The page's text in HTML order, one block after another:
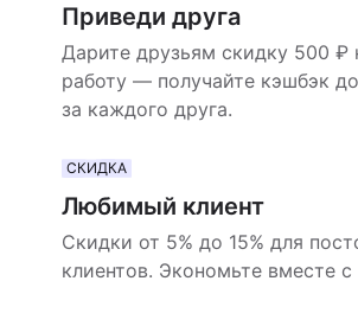
Приведи друга
Дарите друзьям скидку 500 ₽
работу — получайте кэшбэк
за каждого друга.
СКИДКА
Любимый клиент
Скидки от 5% до 15% для
клиентов. Экономьте вместе